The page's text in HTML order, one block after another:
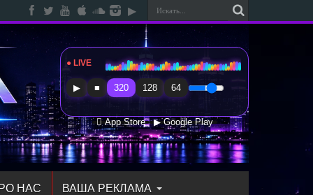
● LIVE Radio Sfera Music
▶ ■ 320 128 64
 App Store ▶ Google Play
НАС ВАША РЕКЛАМА